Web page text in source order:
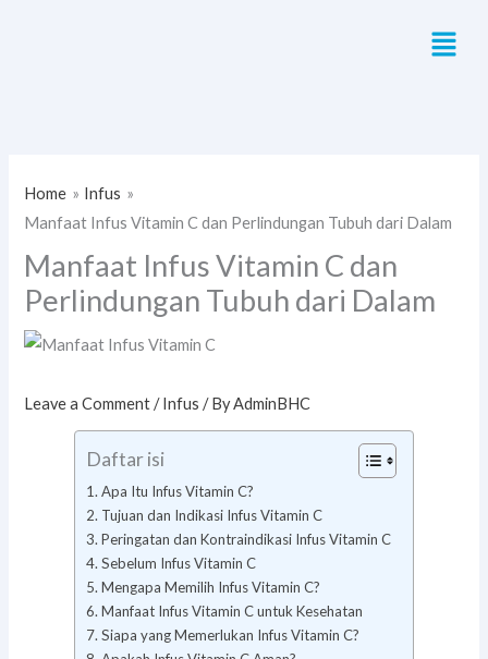
Menu
Home
Infus
Manfaat Infus Vitamin C dan Perlindungan Tubuh dari Dalam
Manfaat Infus Vitamin C dan
Perlindungan Tubuh dari Dalam
Leave a Comment /Infus / ByAdminBHC
Daftar isi
Apa Itu Infus Vitamin C?
Tujuan dan Indikasi Infus Vitamin C
Peringatan dan Kontraindikasi Infus Vitamin C
Sebelum Infus Vitamin C
Mengapa Memilih Infus Vitamin C?
Manfaat Infus Vitamin C untuk Kesehatan
Siapa yang Memerlukan Infus Vitamin C?